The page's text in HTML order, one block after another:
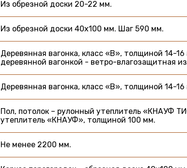
Из обрезной доски 20-22 мм.
Из обрезной доски 40х100 мм. Шаг 590 мм.
Деревянная вагонка, класс «В», толщиной 14-
деревянной вагонкой - ветро-влагозащитная
Деревянная вагонка, класс «В», толщиной 14-
Пол, потолок – рулонный утеплитель «КНАУФ
утеплитель «КНАУФ», толщиной 100 мм.
Не менее 2200 мм.